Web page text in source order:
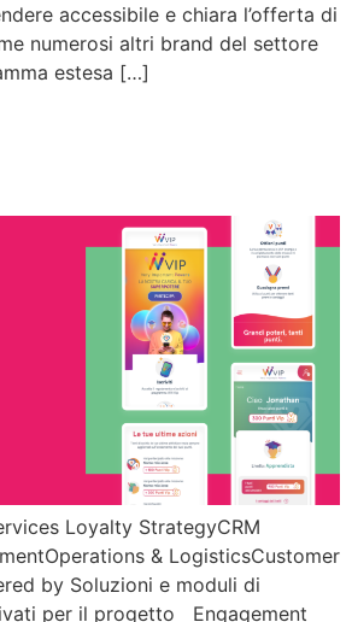
accessibile e chiara l’offerta di
numerosi altri brand del settore
estesa […]
Loyalty StrategyCRM
& LogisticsCustomer
by Soluzioni e moduli di
per il progetto Engagement